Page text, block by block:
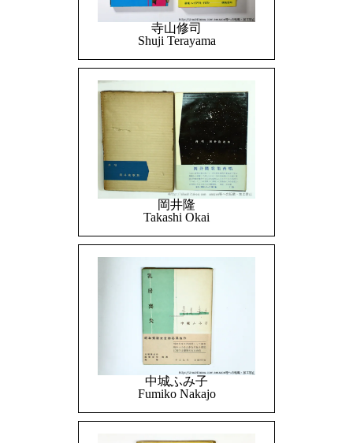
寺山修司
Shuji Terayama
岡井隆
Takashi Okai
中城ふみ子
Fumiko Nakajo